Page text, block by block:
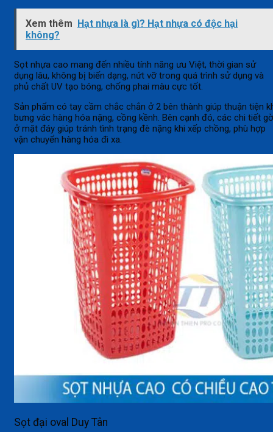
Xem thêm
Hạt nhựa là gì? Hạt nhựa có độc hại
không?
Sọt nhựa cao mang đến nhiều tính năng ưu Việt, thời gian sử
dụng lâu, không bị biến dạng, nứt vỡ trong quá trình sử dụng và
phủ chất UV tạo bóng, chống phai màu cực tốt.
Sản phẩm có tay cầm chắc chắn ở 2 bên thành giúp thuận tiện
bưng vác hàng hóa nặng, cồng kềnh. Bên cạnh đó, các chi tiết gờ
ở mặt đáy giúp tránh tình trạng đè nặng khi xếp chồng, phù hợp
vận chuyển hàng hóa đi xa.
Sọt đại oval Duy Tân